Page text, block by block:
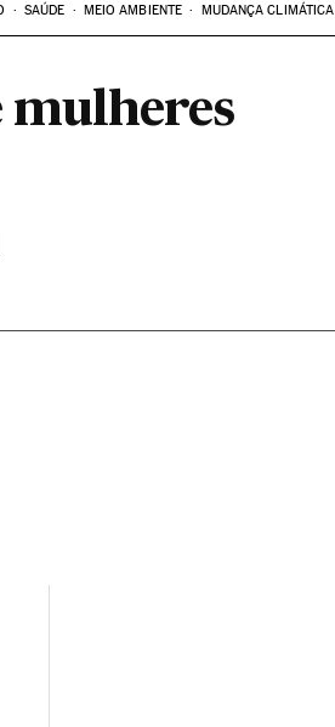
SAÚDE MEIO AMBIENTE MUDANÇA CLIMÁTICA
mulheres